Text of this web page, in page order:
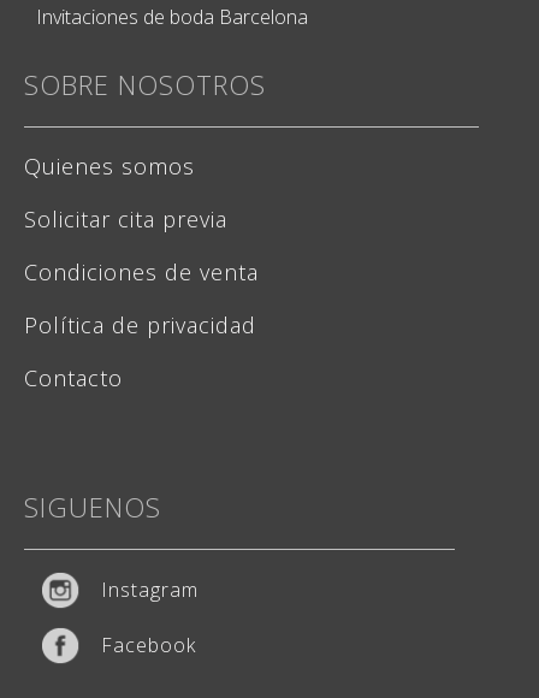
Invitaciones de boda Barcelona
SOBRE NOSOTROS
Quienes somos
Solicitar cita previa
Condiciones de venta
Política de privacidad
Contacto
SIGUENOS
Instagram
Facebook